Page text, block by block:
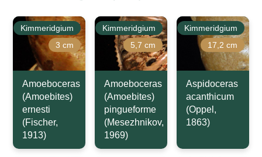
Kimmeridgium
3 cm
Amoeboceras
(Amoebites)
ernesti
(Fischer,
1913)
Kimmeridgium
5,7 cm
Amoeboceras
(Amoebites)
pingueforme
(Mesezhnikov,
1969)
Kimmeridgium
17,2 cm
Aspidoceras
acanthicum
(Oppel,
1863)